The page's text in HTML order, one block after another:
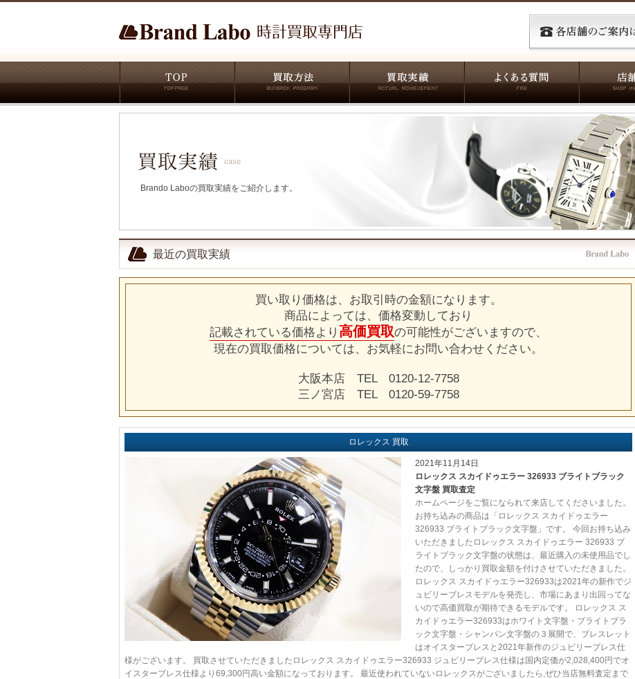
Brando Laboの買取実績をご紹介します。
最近の買取実績
買い取り価格は、お取引時の金額になります。
商品によっては、価格変動しており
記載されている価格より 高価買取の可能性がございますので、
現在の買取価格については、お気軽にお問い合わせください。
大阪本店 TEL 0120-12-7758
三ノ宮店 TEL 0120-59-7758
ロレックス 買取
2021年11月14日
ロレックス スカイドゥエラー 326933 ブライトブラック
文字盤 買取査定
ホームページをご覧になられて来店してくださいました。
お持ち込みの商品は「ロレックス スカイドゥエラー
326933 ブライトブラック文字盤」です。 今回お持ち込み
いただきましたロレックス スカイドゥエラー 326933 ブ
ライトブラック文字盤の状態は、最近購入の未使用品でし
たので、しっかり買取金額を付けさせていただきました。
ロレックス スカイドゥエラー326933は2021年の新作でジ
ュビリーブレスモデルを発売し、市場にあまり出回ってな
いので高価買取が期待できるモデルです。 ロレックス ス
カイドゥエラー326933はホワイト文字盤・ブライトブラ
ック文字盤・シャンパン文字盤の３展開で、ブレスレット
はオイスターブレスと2021年新作のジュビリーブレス仕
様がございます。 買取させていただきましたロレックス スカイドゥエラー326933 ジュビリーブレス仕様は国内定価が2,028,400円でオ
イスターブレス仕様より69,300円高い金額になっております。 最近使われていないロレックスがございましたら,ぜひ当店無料査定まで